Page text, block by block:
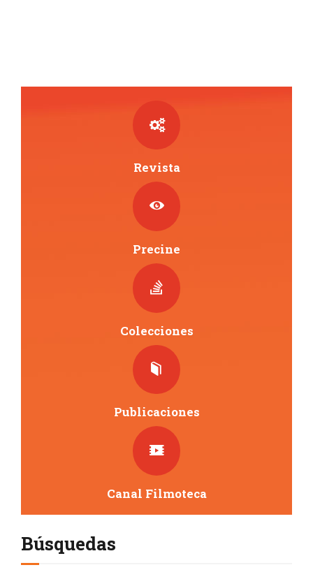
Revista
Precine
Colecciones
Publicaciones
Canal Filmoteca
Búsquedas